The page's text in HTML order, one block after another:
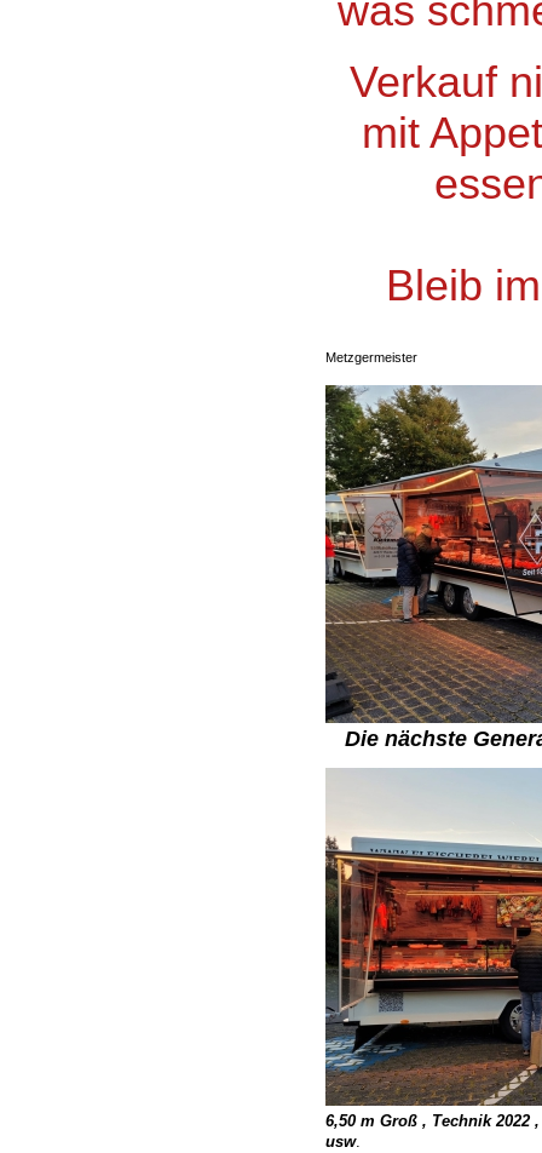
was
Verkauf
mit
essen
Bleib
Metzgermeister
Die nächste
6,50 m Groß , Technik 2022
usw.